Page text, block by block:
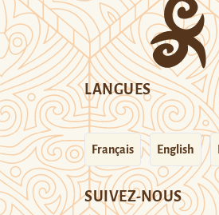
LANGUES
Français English
SUIVEZ-NOUS